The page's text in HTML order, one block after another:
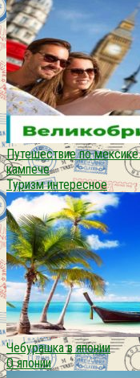
Путешествие по
кампече
Туризм интересное
Чебурашка в японии
О японии